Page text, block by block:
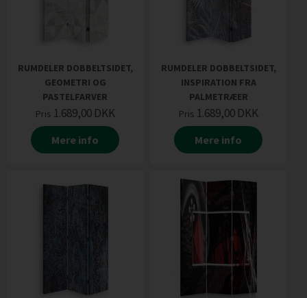
RUMDELER DOBBELTSIDET,
GEOMETRI OG
PASTELFARVER
Pris 1.689,00 DKK
Mere info
RUMDELER DOBBELTSIDET,
INSPIRATION FRA
PALMETRÆER
Pris 1.689,00 DKK
Mere info